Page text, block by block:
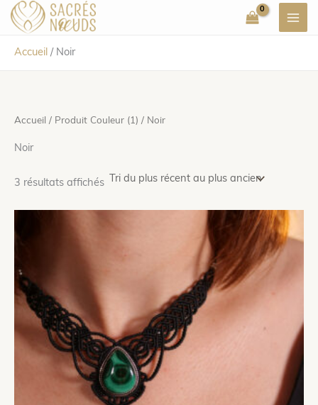
Aller
contenu
Accueil / Noir
Accueil / Produit Couleur (1) / Noir
Noir
3 résultats affichésTrié
récent